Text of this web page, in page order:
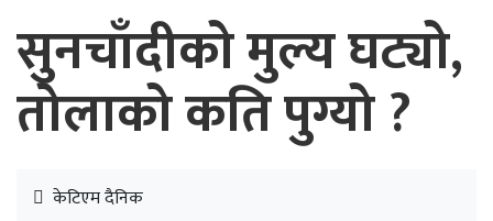
सुनचाँदीको मुल्य घट्यो,
तोलाको कति पुग्यो ?
केटिएम दैनिक